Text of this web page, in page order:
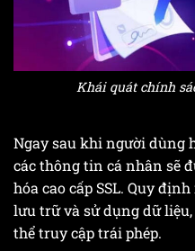
Khái quát chính
Ngay sau khi người dùng
các thông tin cá nhân sẽ
hóa cao cấp SSL. Quy
lưu trữ và sử dụng dữ
thể truy cập trái phép.